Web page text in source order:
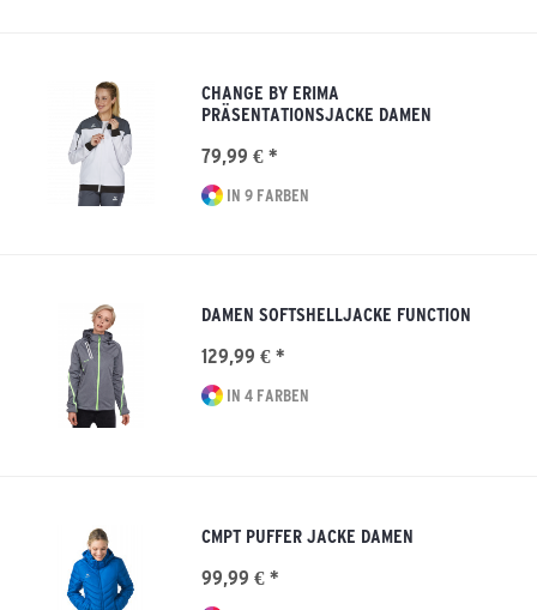
CHANGE BY ERIMA
PRÄSENTATIONSJACKE DAMEN
79,99 € *
IN 9 FARBEN
DAMEN SOFTSHELLJACKE FUNCTION
129,99 € *
IN 4 FARBEN
CMPT PUFFER JACKE DAMEN
99,99 € *